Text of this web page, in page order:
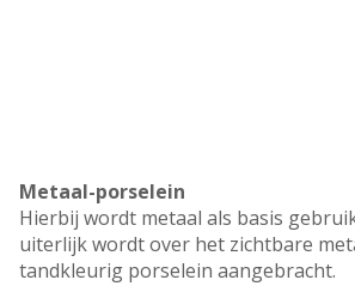
Metaal-porselein
Hierbij wordt metaal als basis
uiterlijk wordt over het zichtbare
tandkleurig porselein aangebracht.